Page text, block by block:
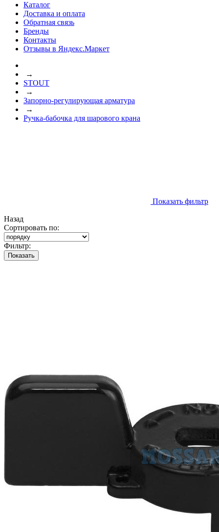
Каталог
Доставка и оплата
Обратная связь
Бренды
Контакты
Отзывы в Яндекс.Маркет
→
STOUT
→
Запорно-регулирующая арматура
→
Ручка-бабочка для шарового крана
Показать фильтр
Назад
Сортировать по:
Фильтр:
Показать